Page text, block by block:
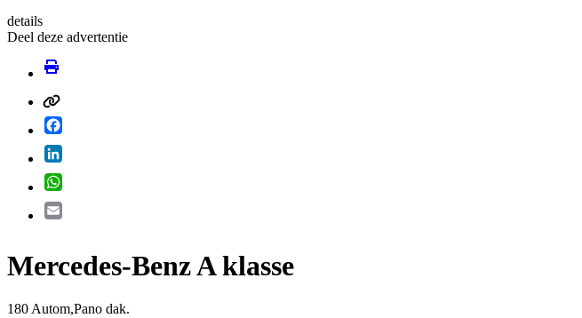
details
Deel deze advertentie
Mercedes-Benz A klasse
180 Autom,Pano dak.